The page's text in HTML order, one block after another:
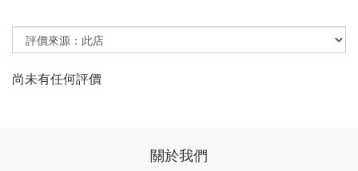
尚未有任何評價
關於我們